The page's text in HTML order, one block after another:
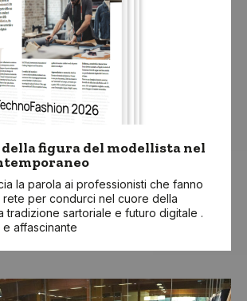
figura del modellista nel
la parola ai professionisti che fanno
rete per condurci nel cuore della
tradizione sartoriale e futuro digitale .
affascinante